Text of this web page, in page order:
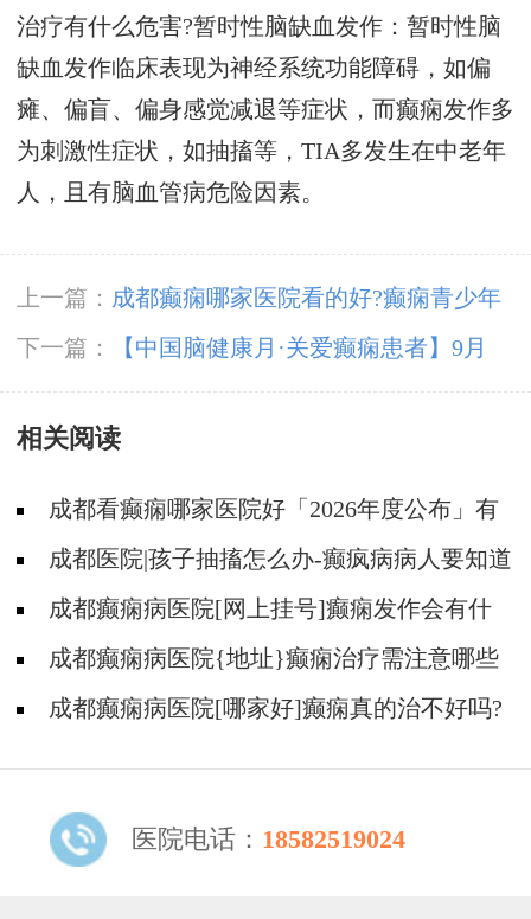
治疗有什么危害?暂时性脑缺血发作：暂时性脑
缺血发作临床表现为神经系统功能障碍，如偏
瘫、偏盲、偏身感觉减退等症状，而癫痫发作多
为刺激性症状，如抽搐等，TIA多发生在中老年
人，且有脑血管病危险因素。
上一篇： 成都癫痫哪家医院看的好?癫痫青少年
患者应不应该锻炼?
下一篇：
【中国脑健康月·关爱癫痫患者】9月
21-22日，成都神康癫痫医院特邀北京专家亲
诊，助癫痫患者早日康复
相关阅读
成都看癫痫哪家医院好「2026年度公布」有
癫痫能不能抽烟?
成都医院|孩子抽搐怎么办-癫疯病病人要知道
的误区成都癫痫病医院[网上挂号]癫痫发作会有什
么症状?
成都癫痫病医院{地址}癫痫治疗需注意哪些
问题?成都癫痫病医院[哪家好]癫痫真的治不好吗?
医院电话： 18582519024